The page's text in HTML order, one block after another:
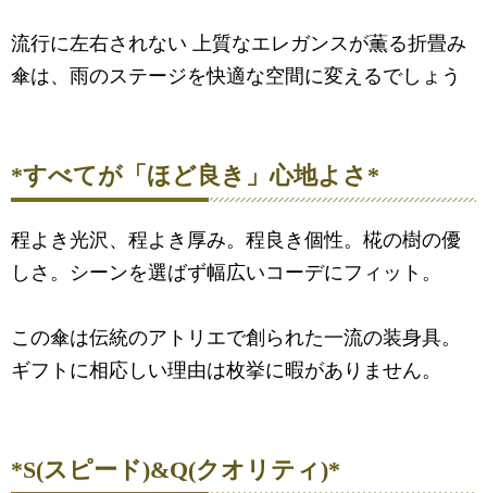
流行に左右されない 上質なエレガンスが薫る折畳み
傘は、雨のステージを快適な空間に変えるでしょう
*すべてが「ほど良き」心地よさ*
程よき光沢、程よき厚み。程良き個性。椛の樹の優
しさ。シーンを選ばず幅広いコーデにフィット。
この傘は伝統のアトリエで創られた一流の装身具。
ギフトに相応しい理由は枚挙に暇がありません。
*S(スピード)&Q(クオリティ)*